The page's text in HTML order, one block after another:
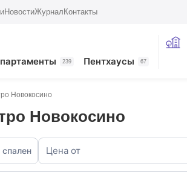
НовостиЖурнал Контакты
239 Пентхаусы 67
Новокосино
Новокосино
спален Цена от